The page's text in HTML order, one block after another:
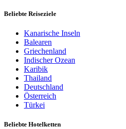
Beliebte Reiseziele
Kanarische Inseln
Balearen
Griechenland
Indischer Ozean
Karibik
Thailand
Deutschland
Österreich
Türkei
Beliebte Hotelketten